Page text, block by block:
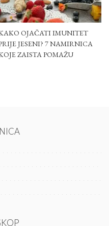
OJAČATI IMUNITET
JESENI? 7 NAMIRNICA
ZAISTA POMAŽU